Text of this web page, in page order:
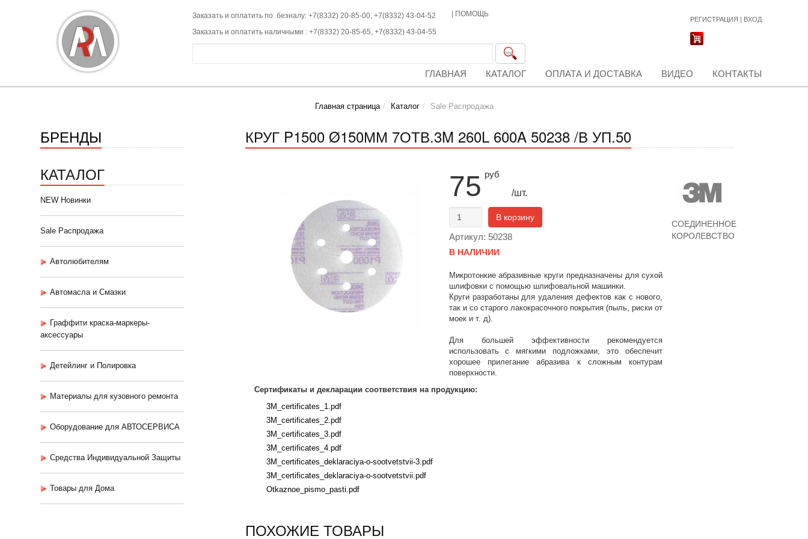
Заказать и оплатить по безналу: +7(8332) 20-85-00, +7(8332) 43-04-52
Заказать и оплатить наличными : +7(8332) 20-85-65, +7(8332) 43-04-55
ПОМОЩЬ
РЕГИСТРАЦИЯ | ВХОД
ГЛАВНАЯ КАТАЛОГ ОПЛАТА И ДОСТАВКА ВИДЕО КОНТАКТЫ
Главная страница Каталог Sale Распродажа
БРЕНДЫ
КАТАЛОГ
NEW Новинки
Sale Распродажа
Автолюбителям
Автомасла и Смазки
Граффити краска-маркеры-
аксессуары
Детейлинг и Полировка
Материалы для кузовного ремонта
Оборудование для АВТОСЕРВИСА
Средства Индивидуальной Защиты
Товары для Дома
КРУГ P1500 Ø150ММ 7ОТВ.3M 260L 600A 50238 /В УП.50
75 руб
/шт.
В корзину
Артикул: 50238
В НАЛИЧИИ
Микротонкие абразивные круги предназначены для сухой
шлифовки с помощью шлифовальной машинки.
Круги разработаны для удаления дефектов как с нового,
так и со старого лакокрасочного покрытия (пыль, риски от
моек и т. д).
Для большей эффективности рекомендуется
использовать с мягкими подложками, это обеспечит
хорошее прилегание абразива к сложным контурам
поверхности.
СОЕДИНЕННОЕ
КОРОЛЕВСТВО
Сертификаты и декларации соответствия на продукцию:
3M_certificates_1.pdf
3M_certificates_2.pdf
3M_certificates_3.pdf
3M_certificates_4.pdf
3M_certificates_deklaraciya-o-sootvetstvii-3.pdf
3M_certificates_deklaraciya-o-sootvetstvii.pdf
Otkaznoe_pismo_pasti.pdf
ПОХОЖИЕ ТОВАРЫ